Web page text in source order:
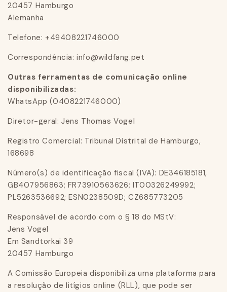
20457 Hamburgo
Alemanha
Telefone: +49408221746000
Correspondência: info@wildfang.pet
Outras ferramentas de comunicação online
disponibilizadas:
WhatsApp (0408221746000)
Diretor-geral: Jens Thomas Vogel
Registro Comercial: Tribunal Distrital de Hamburgo,
168698
Número(s) de identificação fiscal (IVA): DE346185181,
GB407956863; FR73910563626; IT00326249992;
PL5263536692; ESN0238509D; CZ685773205
Responsável de acordo com o § 18 do MStV:
Jens Vogel
Em Sandtorkai 39
20457 Hamburgo
A Comissão Europeia disponibiliza uma plataforma para
a resolução de litígios online (RLL), que pode ser